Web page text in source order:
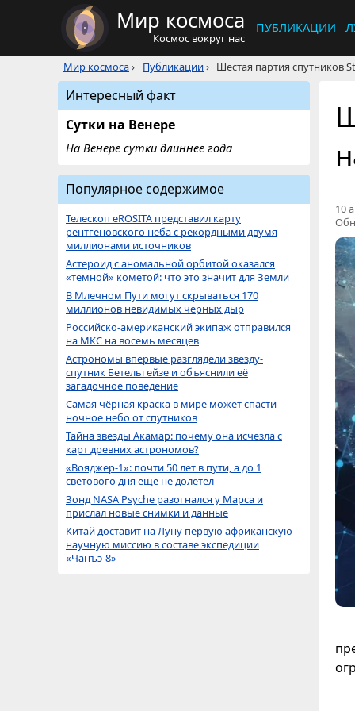
Мир космоса
Космос вокруг нас
ПУБЛИКАЦИИ
Мир космоса› Публикации› Шестая партия спутников
10
Интересный факт
Сутки на Венере
На Венере сутки длиннее года
Популярное содержимое
Телескоп eROSITA представил карту
рентгеновского неба с рекордными двумя
миллионами источников
Астероид с аномальной орбитой оказался
«темной» кометой: что это значит для Земли
В Млечном Пути могут скрываться 170
миллионов невидимых черных дыр
Российско-американский экипаж отправился
на МКС на восемь месяцев
Астрономы впервые разглядели звезду-
спутник Бетельгейзе и объяснили её
загадочное поведение
Самая чёрная краска в мире может спасти
ночное небо от спутников
Тайна звезды Акамар: почему она исчезла с
карт древних астрономов?
«Вояджер-1»: почти 50 лет в пути, а до 1
светового дня ещё не долетел
Зонд NASA Psyche разогнался у Марса и
прислал новые снимки и данные
Китай доставит на Луну первую африканскую
научную миссию в составе экспедиции
«Чанъэ-8»